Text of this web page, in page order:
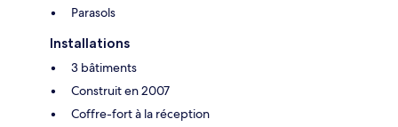
Parasols
Installations
3 bâtiments
Construit en 2007
Coffre-fort à la réception